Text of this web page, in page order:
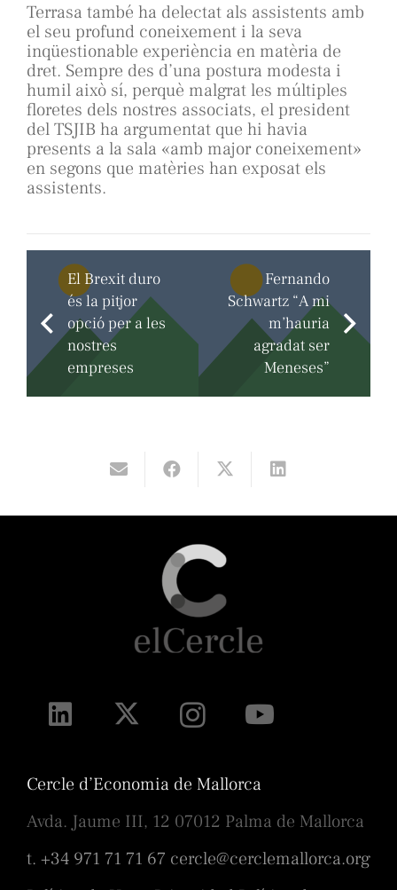
Terrasa també ha delectat als assistents amb
el seu profund coneixement i la seva
inqüestionable experiència en matèria de
dret. Sempre des d’una postura modesta i
humil això sí, perquè malgrat les múltiples
floretes dels nostres associats, el president
del TSJIB ha argumentat que hi havia
presents a la sala «amb major coneixement»
en segons que matèries han exposat els
assistents.
El Brexit duro
és la pitjor
opció per a les
nostres
empreses
Fernando
Schwartz “A mi
m’hauria
agradat ser
Meneses”
Cercle d’Economia de Mallorca
Avda. Jaume III, 12 07012 Palma de Mallorca
t. +34 971 71 71 67 cercle@cerclemallorca.org